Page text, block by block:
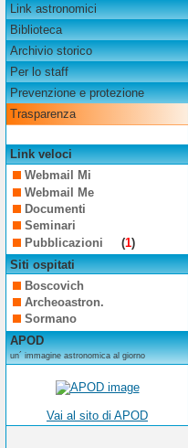
Link astronomici
Biblioteca
Archivio storico
Per lo staff
Prevenzione e protezione
Trasparenza
Link veloci
Webmail Mi
Webmail Me
Documenti
Seminari
Pubblicazioni
(1)
Siti ospitati
Boscovich
Archeoastron.
Sormano
APOD
un´ immagine astronomica al giorno
Vai al sito di APOD